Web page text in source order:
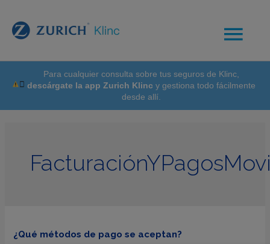
Para cualquier consulta sobre tus seguros de Klinc,
descárgate la app Zurich Klinc y gestiona todo fácilmente
desde allí.
¿Qué métodos de pago se aceptan?